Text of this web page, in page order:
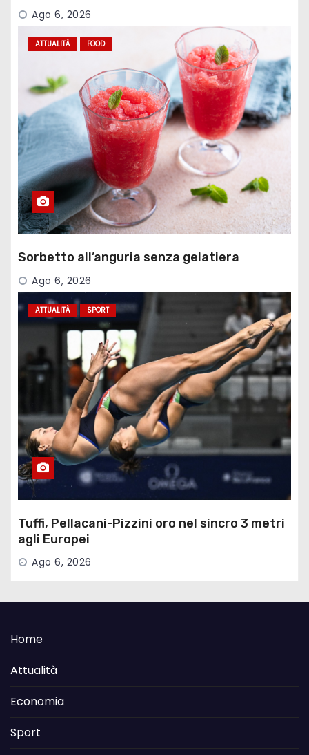
Ago 6, 2026
ATTUALITÀ FOOD
Sorbetto all’anguria senza gelatiera
Ago 6, 2026
ATTUALITÀ SPORT
Tuffi, Pellacani-Pizzini oro nel sincro 3 metri
agli Europei
Ago 6, 2026
Home
Attualità
Economia
Sport